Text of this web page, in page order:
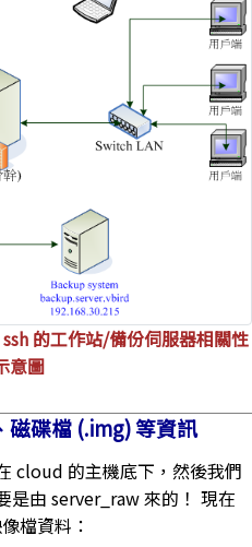
的工作站/備份伺服器相關性
意圖
磁碟檔 (.img) 等資訊
cloud 的主機底下，然後我們
是由 server_raw 來的！ 現在
檔資料：